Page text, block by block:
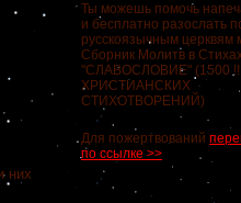
них
Ты можешь помочь
и бесплатно разослать
русскоязычным церквям
Сборник Молитв в
"СЛАВОСЛОВИЕ" (1500 !!!
ХРИСТИАНСКИХ
СТИХОТВОРЕНИЙ)
Для пожертвований
по ссылке >>